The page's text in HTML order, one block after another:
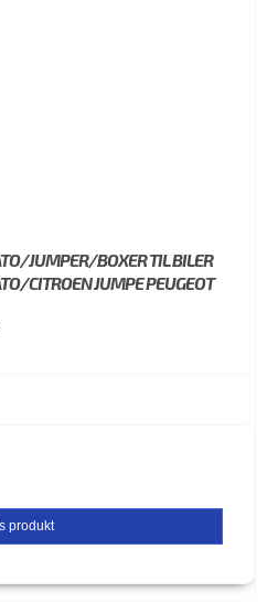
JUMPER/BOXER TIL BILER
CITROEN JUMPE PEUGEOT
produkt